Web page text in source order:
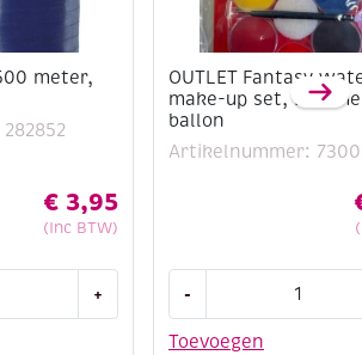
meter,
€ 3,95
(Inc BTW)
+
OUTLET Fantasy
make-up set,
ballon
Artikelnummer:
Toevoegen
-
water